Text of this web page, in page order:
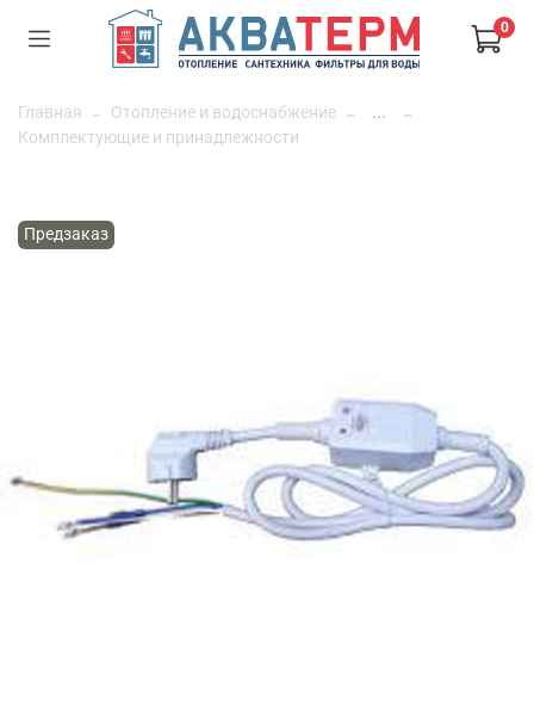
0
Главная Отопление и водоснабжение
...
Комплектующие и принадлежности
Предзаказ